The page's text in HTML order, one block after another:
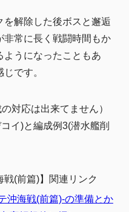
を解除した後ボスと邂逅
非常に長く戦闘時間もか
ようになったこともあ
です。
対応は出来てません）
イ)と編成例3(潜水艦削
戦(前篇)】関連リンク
沖海戦(前篇)-の準備とか